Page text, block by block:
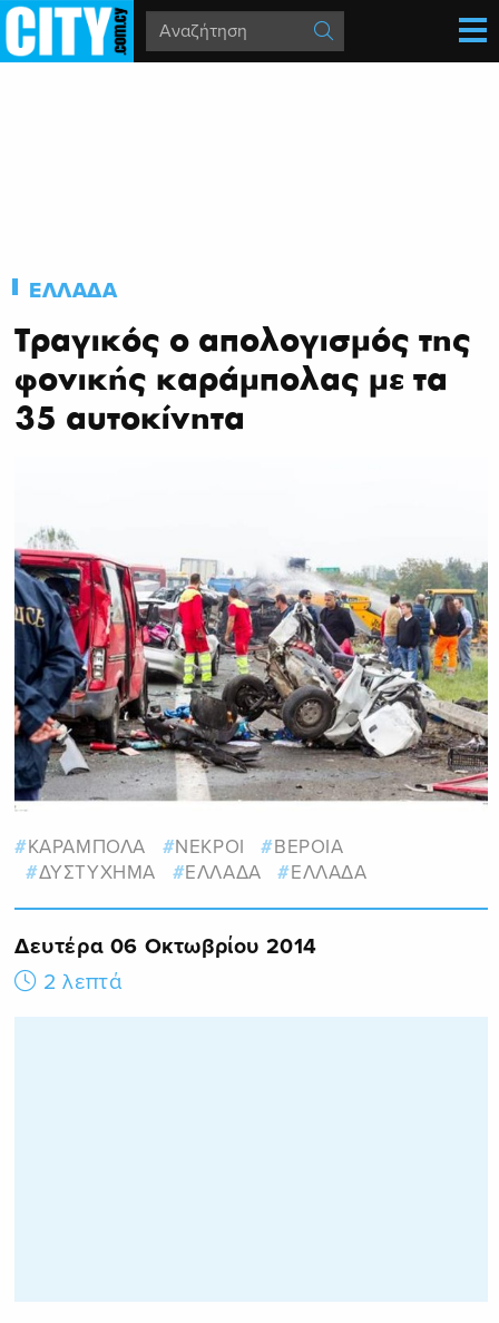
ΕΛΛΑΔΑ
Τραγικός ο απολογισμός της
φονικής καράμπολας με τα
35 αυτοκίνητα
ΚΑΡΑΜΠΟΛΑ ΝΕΚΡΟΙ
ΒΕΡΟΙΑ
ΔΥΣΤΥΧΗΜΑ
ΕΛΛΑΔΑ ΕΛΛΑΔΑ
Δευτέρα 06 Οκτωβρίου 2014
2 λεπτά